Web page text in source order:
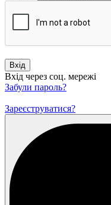
Вхід
Вхід через соц. мережі
Забули пароль?
Зареєструватися?